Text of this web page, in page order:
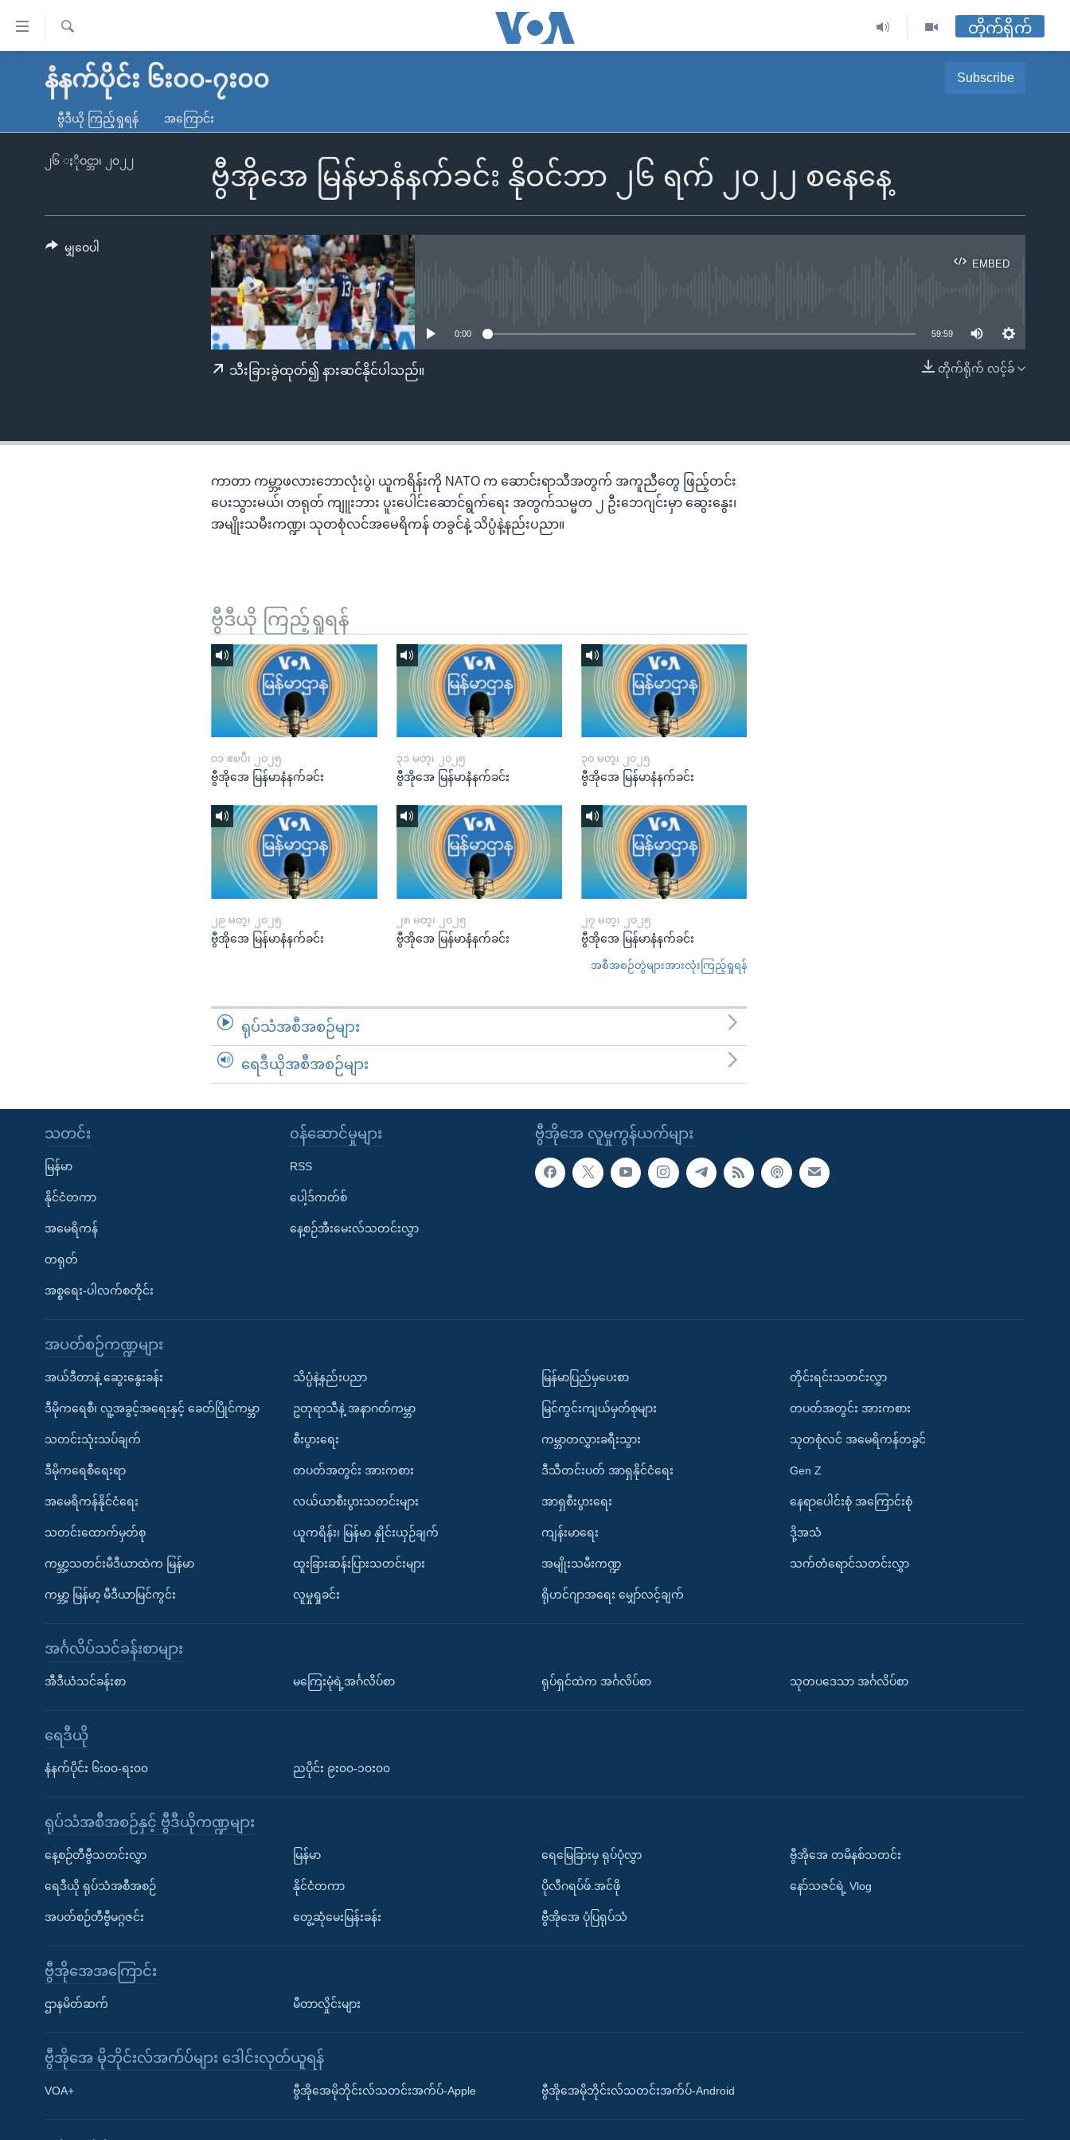
လွယ်ကူ
သည့်
ကျော်
မူလစာမျက်နှာ
ကမ္ဘာ့သတင်းများ
နိုင်ငံတကာ
တရုတ်
အစ္စရေး-ပါလက်စတိုင်း
ရပ်ဝန်းတခု လမ်းတခု အလွန်
အင်္ဂလိပ်စာလေ့လာမယ်
Learning English
ရ
လာ
တိုက်ရိုက်
နံနက်ပိုင်း ၆း၀၀-၇း၀၀ Subscribe
Apple Podcasts
Spotify
ဗွီဒီယို ကြည့်ရှုရန် အကြောင်း
ဗွီအိုအေ မြန်မာနံနက်ခင်း နိုဝင်ဘာ ၂၆ ရက် ၂၀၂၂ စနေနေ့
၂၆ ႏိုဝင္ဘာ၊ ၂၀၂၂
EMBED
EMBED
0:00 59:59
တိုက်ရိုက် လင့်ခ်
သီးခြားခွဲထုတ်၍ နားဆင်နိုင်ပါသည်။
မျှဝေပါ
ကာတာ ကမ္ဘာ့ဖလားဘောလုံးပွဲ၊ ယူကရိန်းကို NATO က ဆောင်းရာသီအတွက် အကူညီတွေ ဖြည့်တင်း
ပေးသွားမယ်၊ တရုတ် ကျူးဘား ပူးပေါင်းဆောင်ရွက်ရေး အတွက်သမ္မတ ၂ ဦးဘေဂျင်းမှာ ဆွေးနွေး၊
အမျိုးသမီးကဏ္ဍ၊ သုတစုံလင်အမေရိကန် တခွင်နဲ့ သိပ္ပံနဲ့နည်းပညာ။
ဗွီဒီယို ကြည့်ရှုရန်
၀၁ ဧၿပီ၊ ၂၀၂၅
ဗွီအိုအေ မြန်မာနံနက်ခင်း
၃၁ မတ္၊ ၂၀၂၅
ဗွီအိုအေ မြန်မာနံနက်ခင်း
၃၀ မတ္၊ ၂၀၂၅
ဗွီအိုအေ မြန်မာနံနက်ခင်း
၂၉ မတ္၊ ၂၀၂၅
ဗွီအိုအေ မြန်မာနံနက်ခင်း
၂၈ မတ္၊ ၂၀၂၅
ဗွီအိုအေ မြန်မာနံနက်ခင်း
၂၇ မတ္၊ ၂၀၂၅
ဗွီအိုအေ မြန်မာနံနက်ခင်း
အစီအစဉ်တွဲများအားလုံးကြည့်ရှုရန်
ရုပ်သံအစီအစဉ်များ
ရေဒီယိုအစီအစဉ်များ
ဗွီအိုအေ လူမှုကွန်ယက်များ
သတင်း
မြန်မာ
နိုင်ငံတကာ
အမေရိကန်
တရုတ်
အစ္စရေး-ပါလက်စတိုင်း
၀န်ဆောင်မှုများ
RSS
ပေါ့ဒ်ကတ်စ်
နေ့စဉ်အီးမေးလ်သတင်းလွှာ
အပတ်စဉ်ကဏ္ဍများ
အယ်ဒီတာနဲ့ ဆွေးနွေးခန်း
ဒီမိုကရေစီ၊ လူ့အခွင့်အရေးနှင့် ခေတ်ပြိုင်ကမ္ဘာ
သတင်းသုံးသပ်ချက်
ဒီမိုကရေစီရေးရာ
အမေရိကန်နိုင်ငံရေး
သတင်းထောက်မှတ်စု
ကမ္ဘာ့သတင်းမီဒီယာထဲက မြန်မာ
ကမ္ဘာ့ မြန်မာ့ မီဒီယာမြင်ကွင်း
သိပ္ပံနဲ့နည်းပညာ
ဥတုရာသီနဲ့ အနာဂတ်ကမ္ဘာ
စီးပွားရေး
တပတ်အတွင်း အားကစား
လယ်ယာစီးပွားသတင်းများ
ယူကရိန်း၊ မြန်မာ နှိုင်းယှဉ်ချက်
ထူးခြားဆန်းပြားသတင်းများ
လူမှုရှုခင်း
မြန်မာပြည်မှပေးစာ
မြင်ကွင်းကျယ်မှတ်စုများ
ကမ္ဘာတလွှားခရီးသွား
ဒီသီတင်းပတ် အာရှနိုင်ငံရေး
အာရှစီးပွားရေး
ကျန်းမာရေး
အမျိုးသမီးကဏ္ဍ
ရိုဟင်ဂျာအရေး မျှော်လင့်ချက်
တိုင်းရင်းသတင်းလွှာ
တပတ်အတွင်း အားကစား
သုတစုံလင် အမေရိကန်တခွင်
Gen Z
နေရာပေါင်းစုံ အကြောင်းစုံ
ဒို့အသံ
သက်တံရောင်သတင်းလွှာ
အင်္ဂလိပ်သင်ခန်းစာများ
အီဒီယံသင်ခန်းစာ မကြေးမုံရဲ့အင်္ဂလိပ်စာ ရုပ်ရှင်ထဲက အင်္ဂလိပ်စာ သုတပဒေသာ အင်္ဂလိပ်စာ
ရေဒီယို
နံနက်ပိုင်း ၆း၀၀-ရး၀၀ ညပိုင်း ၉း၀၀-၁၀း၀၀
ရုပ်သံအစီအစဉ်နှင့် ဗွီဒီယိုကဏ္ဍများ
နေ့စဉ်တီဗွီသတင်းလွှာ
ရေဒီယို ရုပ်သံအစီအစဉ်
အပတ်စဉ်တီဗွီမဂ္ဂဇင်း
မြန်မာ
နိုင်ငံတကာ
တွေ့ဆုံမေးမြန်းခန်း
ရေမြေခြားမှ ရုပ်ပုံလွှာ
ပိုလီဂရပ်ဖ်.အင်ဖို
ဗွီအိုအေ ပုံပြရုပ်သံ
ဗွီအိုအေ တမိနစ်သတင်း
နော်သဇင်ရဲ့ Vlog
ဗွီအိုအေအကြောင်း
ဌာနမိတ်ဆက် မီတာလှိုင်းများ
ဗွီအိုအေ မိုဘိုင်းလ်အက်ပ်များ ဒေါင်းလုတ်ယူရန်
VOA+ ဗွီအိုအေမိုဘိုင်းလ်သတင်းအက်ပ်-Apple ဗွီအိုအေမိုဘိုင်းလ်သတင်းအက်ပ်-Android